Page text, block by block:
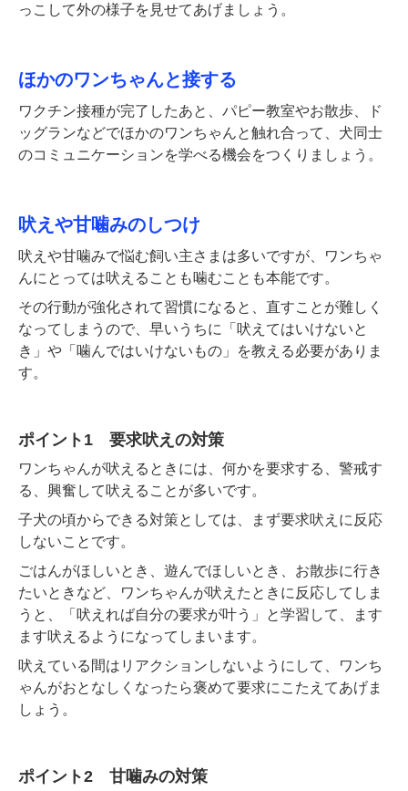
っこして外の様子を見せてあげましょう。
ほかのワンちゃんと接する
ワクチン接種が完了したあと、パピー教室やお散歩、ド
ッグランなどでほかのワンちゃんと触れ合って、犬同士
のコミュニケーションを学べる機会をつくりましょう。
吠えや甘噛みのしつけ
吠えや甘噛みで悩む飼い主さまは多いですが、ワンちゃ
んにとっては吠えることも噛むことも本能です。
その行動が強化されて習慣になると、直すことが難しく
なってしまうので、早いうちに「吠えてはいけないと
き」や「噛んではいけないもの」を教える必要がありま
す。
ポイント1 要求吠えの対策
ワンちゃんが吠えるときには、何かを要求する、警戒す
る、興奮して吠えることが多いです。
子犬の頃からできる対策としては、まず要求吠えに反応
しないことです。
ごはんがほしいとき、遊んでほしいとき、お散歩に行き
たいときなど、ワンちゃんが吠えたときに反応してしま
うと、「吠えれば自分の要求が叶う」と学習して、ます
ます吠えるようになってしまいます。
吠えている間はリアクションしないようにして、ワンち
ゃんがおとなしくなったら褒めて要求にこたえてあげま
しょう。
ポイント2 甘噛みの対策